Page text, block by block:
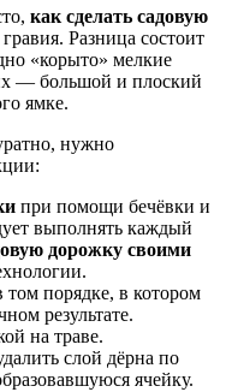
как сделать садовую
Разница состоит
«корыто» мелкие
― большой и плоский
ямке.
нужно
:
при помощи бечёвки и
выполнять каждый
дорожку своими
порядке, в котором
результате.
на траве.
слой дёрна по
ячейку.